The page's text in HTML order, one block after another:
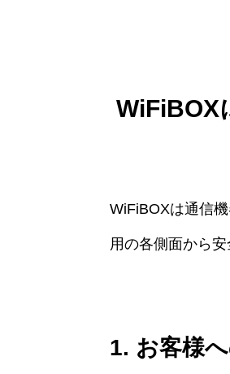
WiFiBOX
WiFiBOXは通信
用の各側面から安
1. お客様